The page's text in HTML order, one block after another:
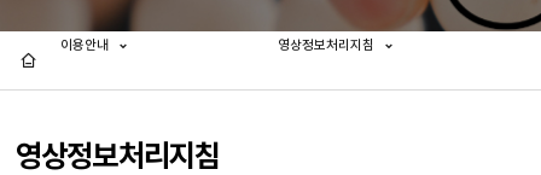
영상정보처리지침
이용안내 영상정보처리지침